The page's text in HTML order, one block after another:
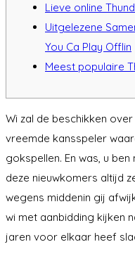
Lieve online
Uitgelezene
You Ca Play Offlin
Meest populaire
Wi zal de beschikken
vreemde kansspeler
gokspellen. En was, u
deze nieuwkomers altijd
wegens middenin gij
wi met aanbidding kijken
jaren voor elkaar heef